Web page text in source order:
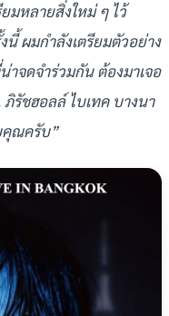
มหลายสิ่งใหม่ ๆ ไว้
นี้ ผมกำลังเตรียมตัวอย่าง
าจดจำร่วมกัน ต้องมาเจอ
รัชฮอลล์ ไบเทค บางนา
คุณครับ”